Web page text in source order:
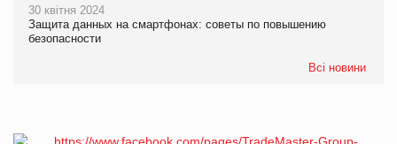
30 квітня 2024
Защита данных на смартфонах: советы по повышению
безопасности
Всі новини